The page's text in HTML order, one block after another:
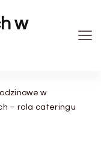
w
w
– rola cateringu